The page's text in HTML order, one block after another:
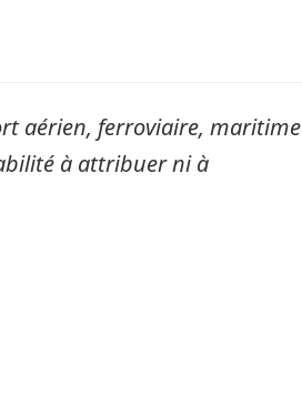
aérien, ferroviaire, maritime
à attribuer ni à